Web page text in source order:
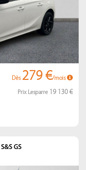
Dès 279 €/mois
Prix Lesparre 19 130 €
GS